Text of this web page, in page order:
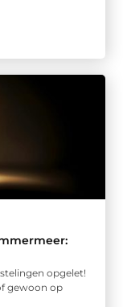
opgelet!
gewoon op